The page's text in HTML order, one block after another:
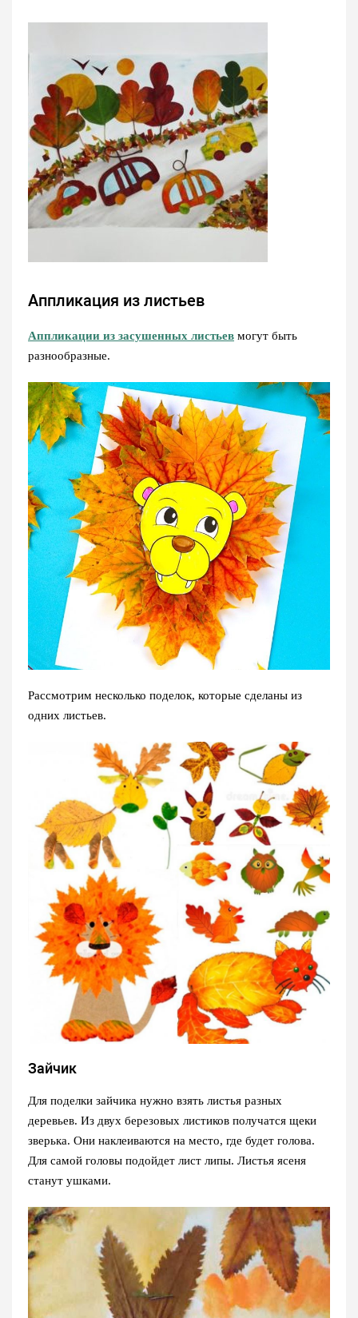
Аппликация из листьев
Аппликации из засушенных листьев могут быть
разнообразные.
Рассмотрим несколько поделок, которые сделаны из
одних листьев.
Зайчик
Для поделки зайчика нужно взять листья разных
деревьев. Из двух березовых листиков получатся щеки
зверька. Они наклеиваются на место, где будет голова.
Для самой головы подойдет лист липы. Листья ясеня
станут ушками.